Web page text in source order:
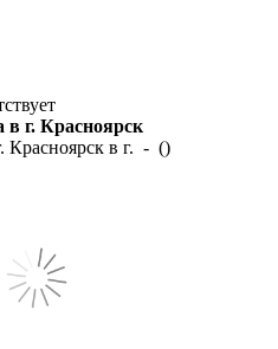
в г. Красноярск
Красноярск в г. - ()